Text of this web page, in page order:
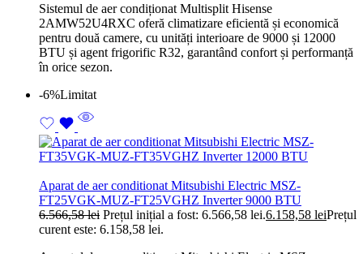
Sistemul de aer condiționat Multisplit Hisense
2AMW52U4RXC oferă climatizare eficientă și economică
pentru două camere, cu unități interioare de 9000 și 12000
BTU și agent frigorific R32, garantând confort și performanță
în orice sezon.
-6%Limitat
Aparat de aer conditionat Mitsubishi Electric MSZ-
FT25VGK-MUZ-FT25VGHZ Inverter 9000 BTU
6.566,58lei Prețul inițial a fost: 6.566,58 lei.6.158,58 leiPrețul
curent este: 6.158,58 lei.